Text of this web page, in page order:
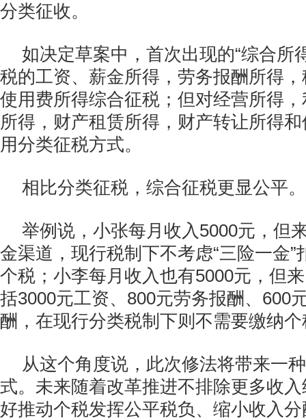
分类征收。
如决定草案中，首次出现的“综合所
税的工资、薪金所得，劳务报酬所得
使用费所得综合征税；但对经营所得
所得，财产租赁所得，财产转让所得
用分类征税方式。
相比分类征税，综合征税更显公平。
举例说，小张每月收入5000元，但
金渠道，现行税制下不考虑“三险一金”
个税；小李每月收入也有5000元，但
括3000元工资、800元劳务报酬、600
酬，在现行分类税制下则不需要缴纳
从这个角度说，此次修法将带来一
式。未来随着改革推进不排除更多收
好推动个税发挥公平税负、缩小收入